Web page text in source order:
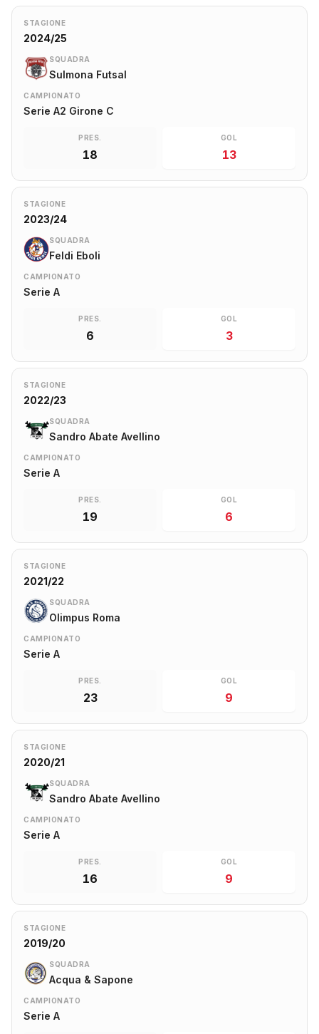
STAGIONE
2024/25
SQUADRA
Sulmona Futsal
CAMPIONATO
Serie A2 Girone C
PRES.
18
GOL
13
STAGIONE
2023/24
SQUADRA
Feldi Eboli
CAMPIONATO
Serie A
PRES.
6
GOL
3
STAGIONE
2022/23
SQUADRA
Sandro Abate Avellino
CAMPIONATO
Serie A
PRES.
19
GOL
6
STAGIONE
2021/22
SQUADRA
Olimpus Roma
CAMPIONATO
Serie A
PRES.
23
GOL
9
STAGIONE
2020/21
SQUADRA
Sandro Abate Avellino
CAMPIONATO
Serie A
PRES.
16
GOL
9
STAGIONE
2019/20
SQUADRA
Acqua & Sapone
CAMPIONATO
Serie A